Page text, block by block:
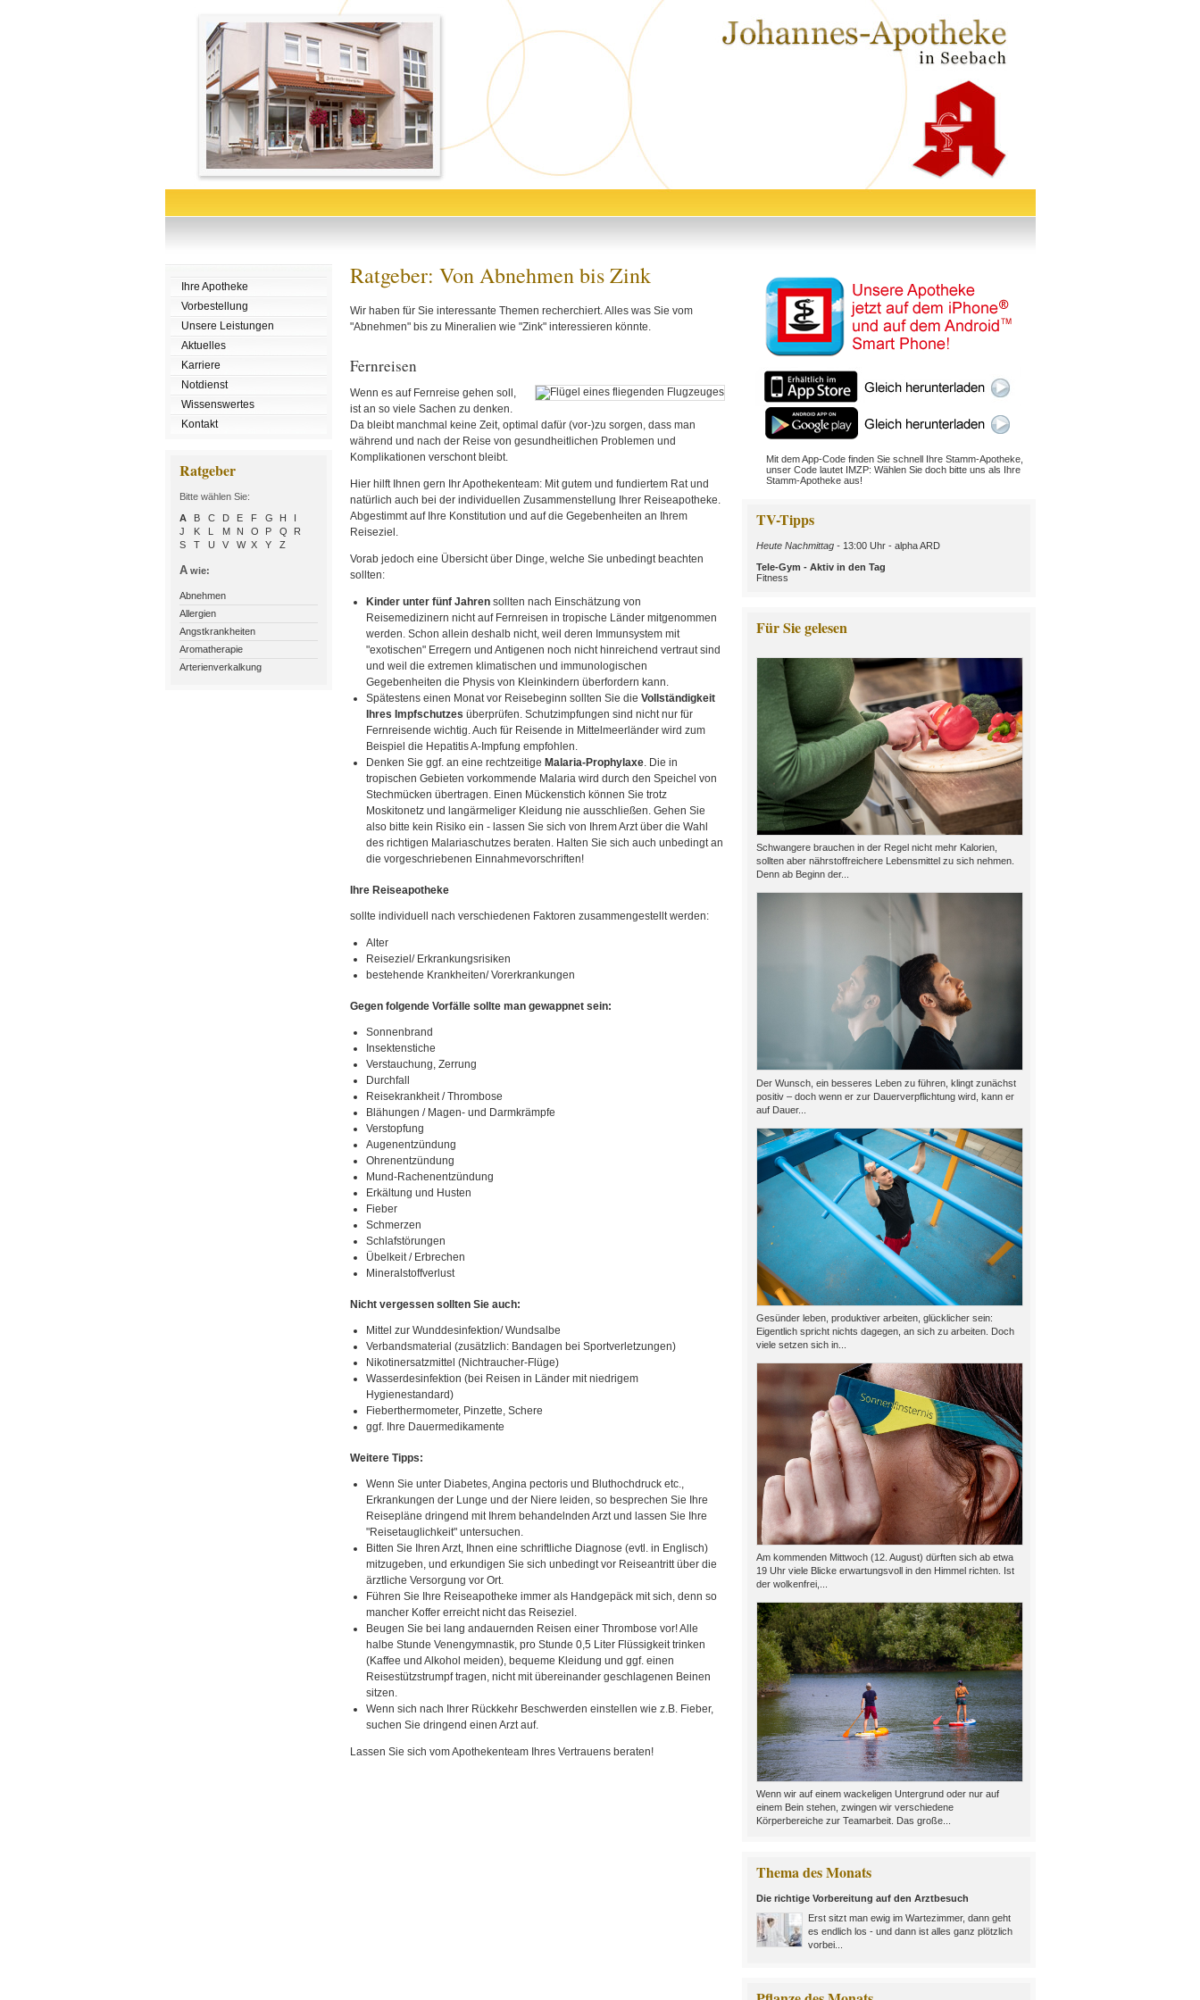
Ihre Apotheke
Vorbestellung
Unsere Leistungen
Aktuelles
Karriere
Notdienst
Wissenswertes
Kontakt
Ratgeber
Bitte wählen Sie:
A
B C D E F G H
I
J
K L M N O P Q
R
S
T U V W X Y Z
Awie:
Abnehmen
Allergien
Angstkrankheiten
Aromatherapie
Arterienverkalkung
Ratgeber: Von Abnehmen bis Zink
Wir haben für Sie interessante Themen recherchiert. Alles was Sie vom
"Abnehmen" bis zu Mineralien wie "Zink" interessieren könnte.
Fernreisen
Wenn es auf Fernreise gehen soll,
ist an so viele Sachen zu denken.
Da bleibt manchmal keine Zeit, optimal dafür (vor-)zu sorgen, dass man
während und nach der Reise von gesundheitlichen Problemen und
Komplikationen verschont bleibt.
Hier hilft Ihnen gern Ihr Apothekenteam: Mit gutem und fundiertem Rat und
natürlich auch bei der individuellen Zusammenstellung Ihrer Reiseapotheke.
Abgestimmt auf Ihre Konstitution und auf die Gegebenheiten an Ihrem
Reiseziel.
Vorab jedoch eine Übersicht über Dinge, welche Sie unbedingt beachten
sollten:
Kinder unter fünf Jahrensollten nach Einschätzung von
Reisemedizinern nicht auf Fernreisen in tropische Länder mitgenommen
werden. Schon allein deshalb nicht, weil deren Immunsystem mit
"exotischen" Erregern und Antigenen noch nicht hinreichend vertraut sind
und weil die extremen klimatischen und immunologischen
Gegebenheiten die Physis von Kleinkindern überfordern kann.
Spätestens einen Monat vor Reisebeginn sollten Sie die Vollständigkeit
Ihres Impfschutzes überprüfen. Schutzimpfungen sind nicht nur für
Fernreisende wichtig. Auch für Reisende in Mittelmeerländer wird zum
Beispiel die Hepatitis A-Impfung empfohlen.
Denken Sie ggf. an eine rechtzeitige Malaria-Prophylaxe. Die in
tropischen Gebieten vorkommende Malaria wird durch den Speichel von
Stechmücken übertragen. Einen Mückenstich können Sie trotz
Moskitonetz und langärmeliger Kleidung nie ausschließen. Gehen Sie
also bitte kein Risiko ein - lassen Sie sich von Ihrem Arzt über die Wahl
des richtigen Malariaschutzes beraten. Halten Sie sich auch unbedingt an
die vorgeschriebenen Einnahmevorschriften!
Ihre Reiseapotheke
sollte individuell nach verschiedenen Faktoren zusammengestellt werden:
Alter
Reiseziel/ Erkrankungsrisiken
bestehende Krankheiten/ Vorerkrankungen
Gegen folgende Vorfälle sollte man gewappnet sein:
Sonnenbrand
Insektenstiche
Verstauchung, Zerrung
Durchfall
Reisekrankheit / Thrombose
Blähungen / Magen- und Darmkrämpfe
Verstopfung
Augenentzündung
Ohrenentzündung
Mund-Rachenentzündung
Erkältung und Husten
Fieber
Schmerzen
Schlafstörungen
Übelkeit / Erbrechen
Mineralstoffverlust
Nicht vergessen sollten Sie auch:
Mittel zur Wunddesinfektion/ Wundsalbe
Verbandsmaterial (zusätzlich: Bandagen bei Sportverletzungen)
Nikotinersatzmittel (Nichtraucher-Flüge)
Wasserdesinfektion (bei Reisen in Länder mit niedrigem
Hygienestandard)
Fieberthermometer, Pinzette, Schere
ggf. Ihre Dauermedikamente
Weitere Tipps:
Wenn Sie unter Diabetes, Angina pectoris und Bluthochdruck etc.,
Erkrankungen der Lunge und der Niere leiden, so besprechen Sie Ihre
Reisepläne dringend mit Ihrem behandelnden Arzt und lassen Sie Ihre
"Reisetauglichkeit" untersuchen.
Bitten Sie Ihren Arzt, Ihnen eine schriftliche Diagnose (evtl. in Englisch)
mitzugeben, und erkundigen Sie sich unbedingt vor Reiseantritt über die
ärztliche Versorgung vor Ort.
Führen Sie Ihre Reiseapotheke immer als Handgepäck mit sich, denn so
mancher Koffer erreicht nicht das Reiseziel.
Beugen Sie bei lang andauernden Reisen einer Thrombose vor! Alle
halbe Stunde Venengymnastik, pro Stunde 0,5 Liter Flüssigkeit trinken
(Kaffee und Alkohol meiden), bequeme Kleidung und ggf. einen
Reisestützstrumpf tragen, nicht mit übereinander geschlagenen Beinen
sitzen.
Wenn sich nach Ihrer Rückkehr Beschwerden einstellen wie z.B. Fieber,
suchen Sie dringend einen Arzt auf.
Lassen Sie sich vom Apothekenteam Ihres Vertrauens beraten!
Mit dem App-Code finden Sie schnell Ihre Stamm-Apotheke,
unser Code lautet IMZP: Wählen Sie doch bitte uns als Ihre
Stamm-Apotheke aus!
TV-Tipps
Heute Nachmittag -13:00 Uhr - alpha ARD
Tele-Gym - Aktiv in den Tag
Fitness
Für Sie gelesen
Schwangere brauchen in der Regel nicht mehr Kalorien,
sollten aber nährstoffreichere Lebensmittel zu sich nehmen.
Denn ab Beginn der...
Der Wunsch, ein besseres Leben zu führen, klingt zunächst
positiv – doch wenn er zur Dauerverpflichtung wird, kann er
auf Dauer...
Gesünder leben, produktiver arbeiten, glücklicher sein:
Eigentlich spricht nichts dagegen, an sich zu arbeiten. Doch
viele setzen sich in...
Am kommenden Mittwoch (12. August) dürften sich ab etwa
19 Uhr viele Blicke erwartungsvoll in den Himmel richten. Ist
der wolkenfrei,...
Wenn wir auf einem wackeligen Untergrund oder nur auf
einem Bein stehen, zwingen wir verschiedene
Körperbereiche zur Teamarbeit. Das große...
Thema des Monats
Die richtige Vorbereitung auf den Arztbesuch
Erst sitzt man ewig im Wartezimmer, dann geht
es endlich los - und dann ist alles ganz plötzlich
vorbei...